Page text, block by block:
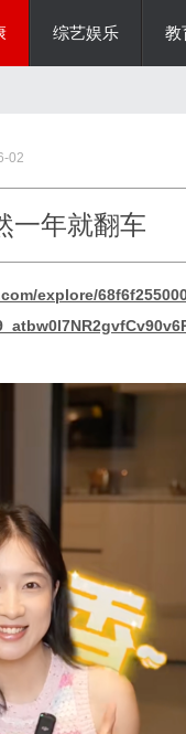
综艺娱乐 教
02
一年就翻车
explore/